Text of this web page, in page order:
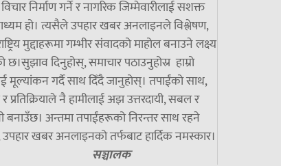
निर्माण गर्ने र नागरिक जिम्मेवारीलाई सशक्त
हो। त्यसैले उपहार खबर अनलाइनले विश्लेषण,
मुद्दाहरूमा गम्भीर संवादको माहोल बनाउने लक्ष्य
छ।सुझाव दिनुहोस्, समाचार पठाउनुहोस्र हाम्रो
मूल्यांकन गर्दै साथ दिँदै जानुहोस्। तपाईंको साथ,
र प्रतिक्रियाले नै हामीलाई अझ उत्तरदायी, सबल र
अन्तमा तपाईंहरूको निरन्तर साथ रहने
खबर अनलाइनको तर्फबाट हार्दिक नमस्कार।
सञ्चालक